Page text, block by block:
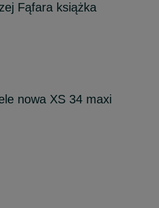
Fąfara książka
nowa XS 34 maxi